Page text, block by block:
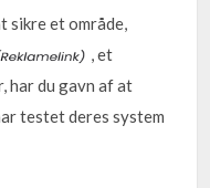
sikre et område,
, et
har du gavn af at
testet deres system